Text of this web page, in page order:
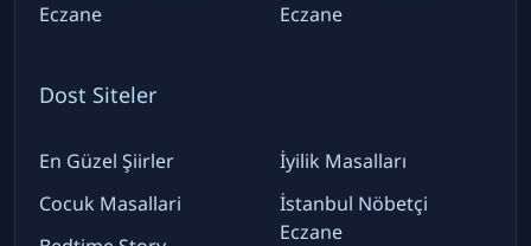
Eczane
Eczane
Dost Siteler
En Güzel Şiirler
Cocuk Masallari
İyilik Masalları
İstanbul Nöbetçi
Eczane